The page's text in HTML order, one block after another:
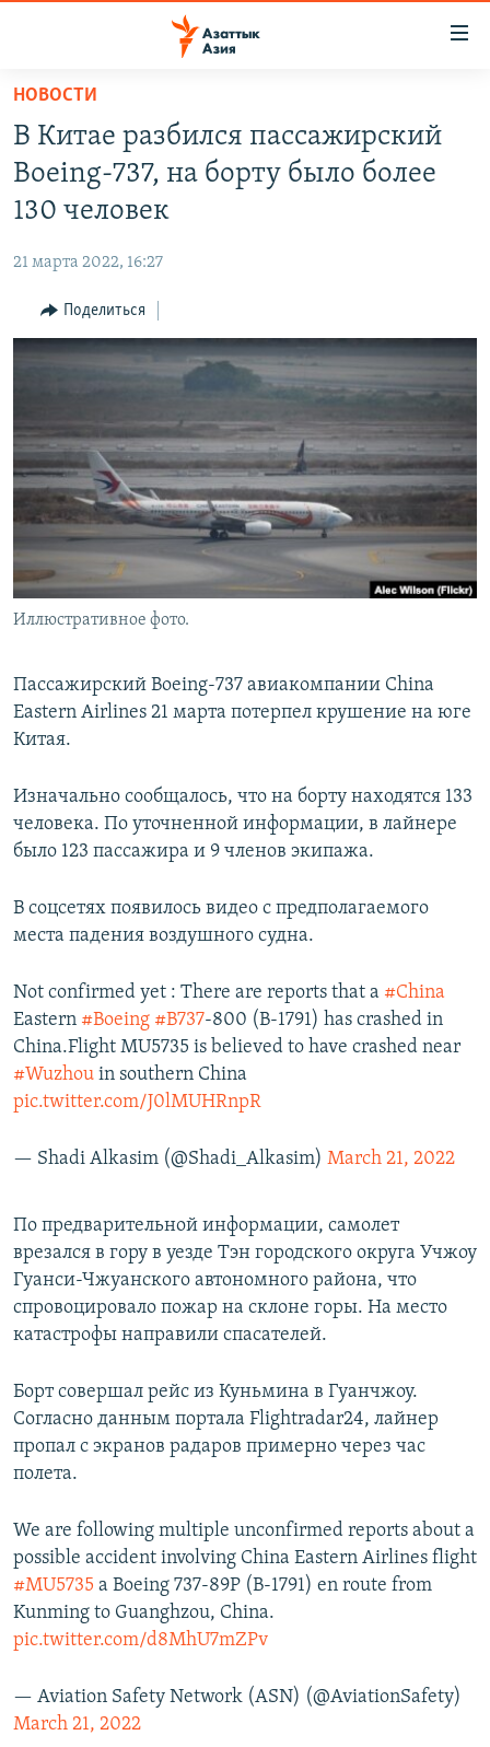
Вернуться
основному
содержанию
Вернутся
главной
навигации
Вернутся
ЦЕНТРАЛЬНАЯ АЗИЯ
ТАДЖИКИСТАН
ВОЙНА В УКРАИНЕ
ҚАЗАҚША
КЫРГЫЗЧА
ЎЗБЕКЧА
TÜRKMENÇE
Все сайты РСЕ/РС
НОВОСТИ
В Китае разбился пассажирский
Boeing-737, на борту было более
130 человек
21 марта 2022, 16:27
Поделиться
Иллюстративное фото.
Пассажирский Boeing-737 авиакомпании China
Eastern Airlines 21 марта потерпел крушение на юге
Китая.
Изначально сообщалось, что на борту находятся 133
человека. По уточненной информации, в лайнере
было 123 пассажира и 9 членов экипажа.
В соцсетях появилось видео с предполагаемого
места падения воздушного судна.
Not confirmed yet : There are reports that a #China
Eastern #Boeing #B737-800 (B-1791) has crashed in
China.Flight MU5735 is believed to have crashed near
#Wuzhou in southern China
pic.twitter.com/J0lMUHRnpR
— Shadi Alkasim (@Shadi_Alkasim) March 21, 2022
По предварительной информации, самолет
врезался в гору в уезде Тэн городского округа Учжоу
Гуанси-Чжуанского автономного района, что
спровоцировало пожар на склоне горы. На место
катастрофы направили спасателей.
Борт совершал рейс из Куньмина в Гуанчжоу.
Согласно данным портала Flightradar24, лайнер
пропал с экранов радаров примерно через час
полета.
We are following multiple unconfirmed reports about a
possible accident involving China Eastern Airlines flight
#MU5735 a Boeing 737-89P (B-1791) en route from
Kunming to Guanghzou, China.
pic.twitter.com/d8MhU7mZPv
— Aviation Safety Network (ASN) (@AviationSafety)
March 21, 2022